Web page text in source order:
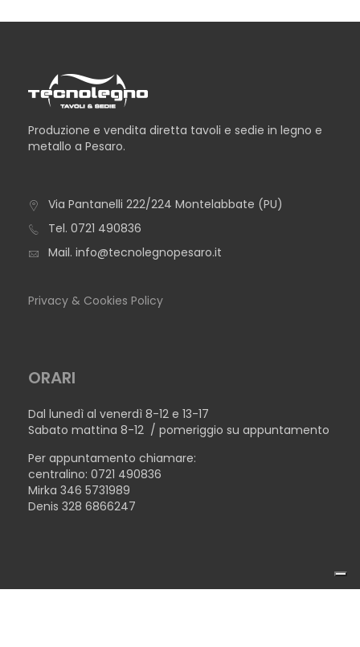
TAVOLO NEVADA
Produzione e vendita diretta tavoli e sedie in legno e
metallo a Pesaro.
Via Pantanelli 222/224 Montelabbate (PU)
Tel. 0721 490836
Mail. info@tecnolegnopesaro.it
Privacy & Cookies Policy
ORARI
Dal lunedì al venerdì 8-12 e 13-17
Sabato mattina 8-12 / pomeriggio su appuntamento
Per appuntamento chiamare:
centralino: 0721 490836
Mirka 346 5731989
Denis 328 6866247